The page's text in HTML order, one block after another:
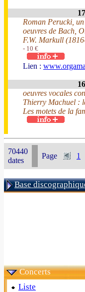
Roman Perucki,
oeuvres de Bach,
F.W. Markull
- 10 €
Lien :
oeuvres vocales
Thierry Machuel :
Les motets de la
70440
dates
Page 1
Base
Concerts
Liste